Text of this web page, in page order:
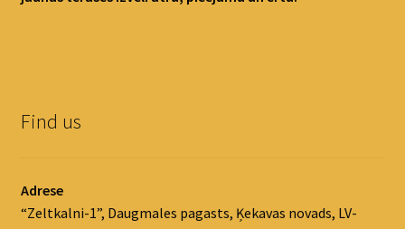
Find us
Adrese
“Zeltkalni-1”, Daugmales pagasts, Ķekavas novads, LV-